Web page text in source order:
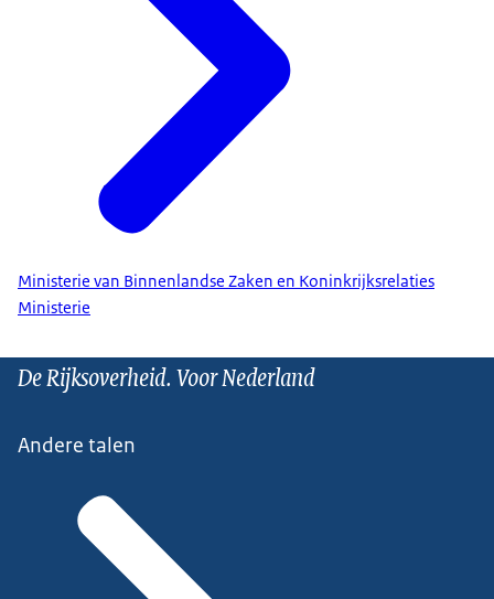
Ministerie van Binnenlandse Zaken en Koninkrijksrelaties
Ministerie
De Rijksoverheid. Voor Nederland
Andere talen